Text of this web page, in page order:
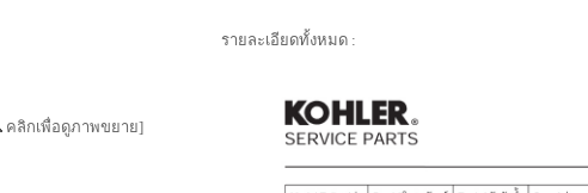
คลิกเพื่อดูภาพขยาย]
รายละเอียดทั้งหมด :